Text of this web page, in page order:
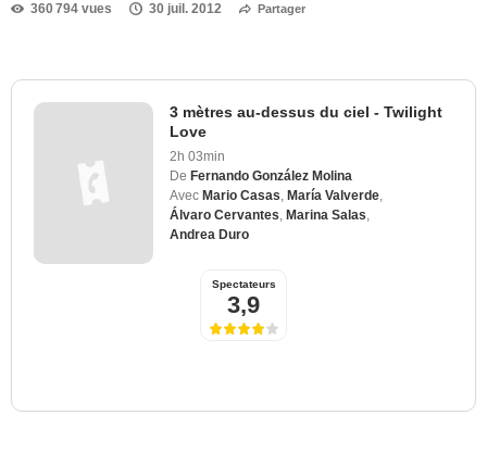
360 794 vues 30 juil. 2012 Partager
3 mètres au-dessus du ciel - Twilight
Love
2h 03min
De Fernando González Molina
Avec Mario Casas María Valverde
Álvaro Cervantes Marina Salas
Andrea Duro
Spectateurs
3,9